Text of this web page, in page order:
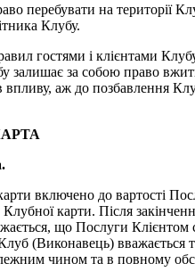
перебувати на території
Клубу.
гостями і клієнтами
залишає за собою право
впливу, аж до позбавлення
включено до вартості
карти. Після
що Послуги Клієнтом
(Виконавець) вважається
чином та в повному